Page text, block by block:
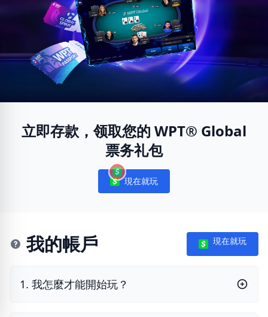
立即存款，领取您的 WPT® Global
票务礼包
Notifications
現在就玩
我的帳戶 現在就玩
1. 我怎麼才能開始玩？